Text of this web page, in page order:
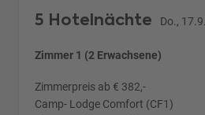
5 Hotelnächte Do.,
Zimmer 1 (2 Erwachsene)
Zimmerpreis ab € 382,-
Camp- Lodge Comfort (CF1)